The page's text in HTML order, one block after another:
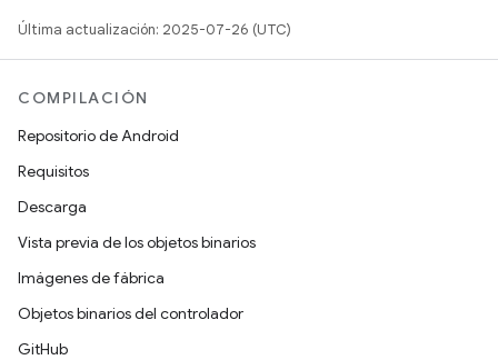
Última actualización: 2025-07-26 (UTC)
COMPILACIÓN
Repositorio de Android
Requisitos
Descarga
Vista previa de los objetos binarios
Imágenes de fábrica
Objetos binarios del controlador
GitHub